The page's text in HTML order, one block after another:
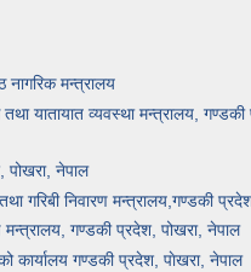
नागरिक मन्त्रालय
तथा यातायात व्यवस्था मन्त्रालय,
पोखरा, नेपाल
गरिबी निवारण मन्त्रालय,गण्डकी
गण्डकी प्रदेश, पोखरा, नेपाल
कार्यालय गण्डकी प्रदेश, पाेखरा, नेपाल